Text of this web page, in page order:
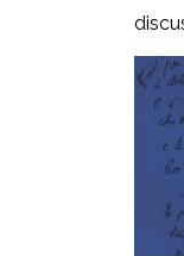
ad